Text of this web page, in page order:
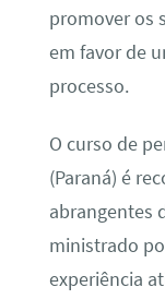
promover os
em favor de
processo.
O curso de
(Paraná) é
abrangentes
ministrado
experiência